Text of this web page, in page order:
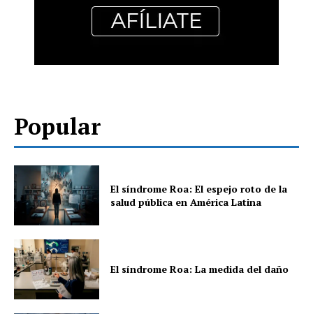
Popular
El síndrome Roa: El espejo roto de la
salud pública en América Latina
El síndrome Roa: La medida del daño